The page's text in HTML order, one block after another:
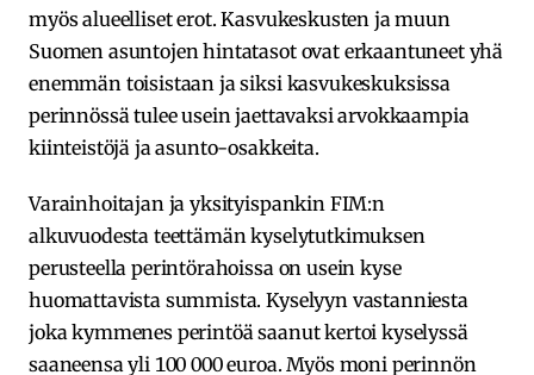
myös alueelliset erot. Kasvukeskusten ja muun
Suomen asuntojen hintatasot ovat erkaantuneet yhä
enemmän toisistaan ja siksi kasvukeskuksissa
perinnössä tulee usein jaettavaksi arvokkaampia
kiinteistöjä ja asunto-osakkeita.
Varainhoitajan ja yksityispankin FIM:n
alkuvuodesta teettämän kyselytutkimuksen
perusteella perintörahoissa on usein kyse
huomattavista summista. Kyselyyn vastanniesta
joka kymmenes perintöä saanut kertoi kyselyssä
saaneensa yli 100 000 euroa. Myös moni perinnön